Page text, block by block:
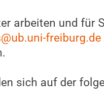
arbeiten und für
freiburg.de
sich auf der